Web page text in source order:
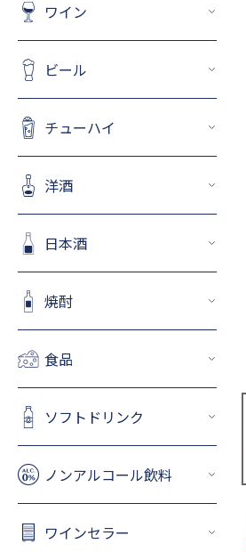
ワイン
ビール
チューハイ
洋酒
日本酒
焼酎
食品
ソフトドリンク
ノンアルコール飲料
ワインセラー